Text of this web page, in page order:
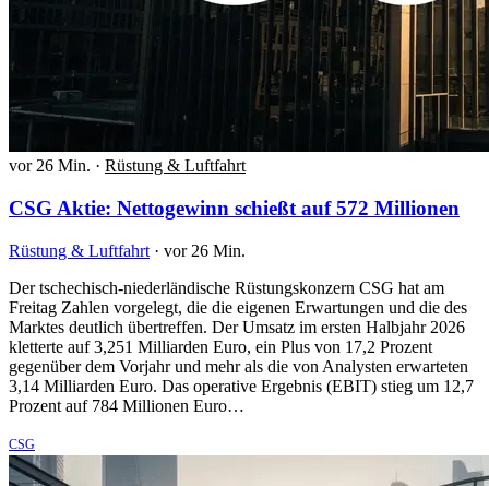
vor 26 Min. · Rüstung & Luftfahrt
CSG Aktie: Nettogewinn schießt auf 572 Millionen
Rüstung & Luftfahrt · vor 26 Min.
Der tschechisch-niederländische Rüstungskonzern CSG hat am
Freitag Zahlen vorgelegt, die die eigenen Erwartungen und die des
Marktes deutlich übertreffen. Der Umsatz im ersten Halbjahr 2026
kletterte auf 3,251 Milliarden Euro, ein Plus von 17,2 Prozent
gegenüber dem Vorjahr und mehr als die von Analysten erwarteten
3,14 Milliarden Euro. Das operative Ergebnis (EBIT) stieg um 12,7
Prozent auf 784 Millionen Euro…
CSG